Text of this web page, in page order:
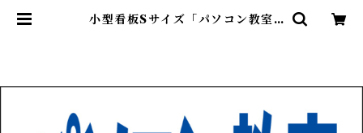
小型看板Sサイズ「パソコン教室